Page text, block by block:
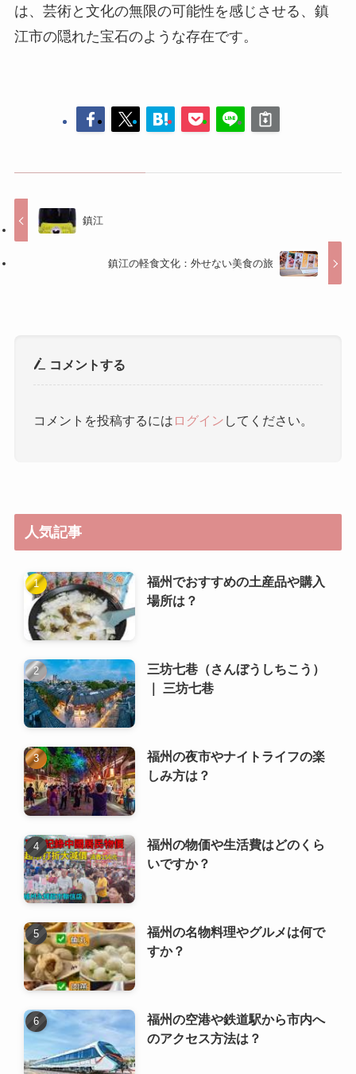
は、芸術と文化の無限の可能性を感じさせる、鎮
江市の隠れた宝石のような存在です。
鎮江
鎮江の軽食文化：外せない美食の旅
コメントする
コメントを投稿するには ログイン してください。
人気記事
福州でおすすめの土産品や購入
場所は？
三坊七巷（さんぼうしちこう）
｜ 三坊七巷
福州の夜市やナイトライフの楽
しみ方は？
福州の物価や生活費はどのくら
いですか？
福州の名物料理やグルメは何で
すか？
福州の空港や鉄道駅から市内へ
のアクセス方法は？